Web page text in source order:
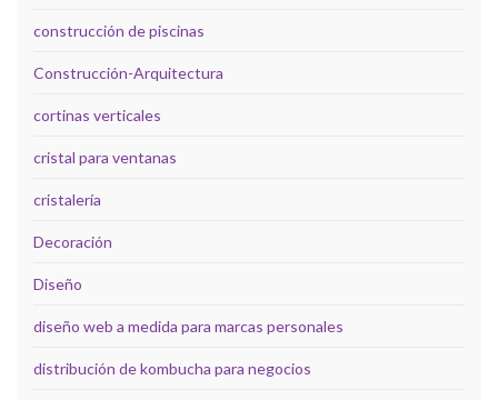
construcción de piscinas
Construcción-Arquitectura
cortinas verticales
cristal para ventanas
cristalería
Decoración
Diseño
diseño web a medida para marcas personales
distribución de kombucha para negocios